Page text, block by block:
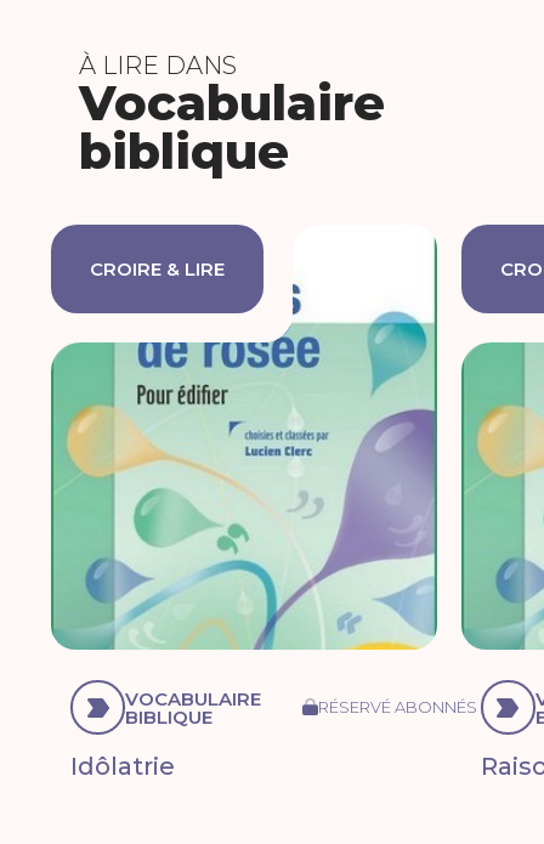
À LIRE DANS
Vocabulaire
biblique
CROIRE & LIRE
VOCABULAIRE
BIBLIQUE RÉSERVÉ ABONNÉS
Idôlatrie